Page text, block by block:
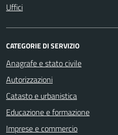
Uffici
CATEGORIE DI SERVIZIO
Anagrafe e stato civile
Autorizzazioni
Catasto e urbanistica
Educazione e formazione
Imprese e commercio